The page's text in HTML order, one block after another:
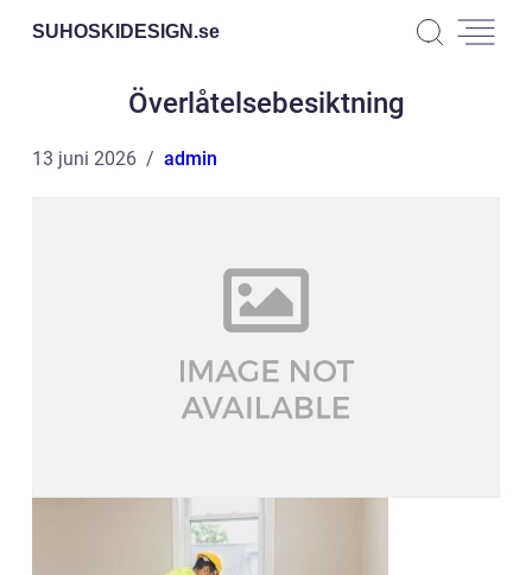
SUHOSKIDESIGN.se
Överlåtelsebesiktning
13 juni 2026 admin